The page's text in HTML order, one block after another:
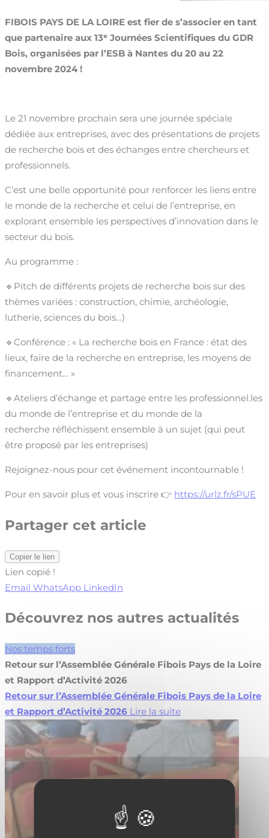
FIBOIS PAYS DE LA LOIRE est fier de s’associer en tant
que partenaire aux 13ᵉ Journées Scientifiques du GDR
Bois, organisées par l’ESB à Nantes du 20 au 22
novembre 2024 !
Le 21 novembre prochain sera une journée spéciale
dédiée aux entreprises, avec des présentations de projets
de recherche bois et des échanges entre chercheurs et
professionnels.
C’est une belle opportunité pour renforcer les liens entre
le monde de la recherche et celui de l’entreprise, en
explorant ensemble les perspectives d’innovation dans le
secteur du bois.
Au programme :
🔹Pitch de différents projets de recherche bois sur des
thèmes variées : construction, chimie, archéologie,
lutherie, sciences du bois…)
🔹Conférence : « La recherche bois en France : état des
lieux, faire de la recherche en entreprise, les moyens de
financement… »
🔹Ateliers d’échange et partage entre les professionnel.les
du monde de l’entreprise et du monde de la
recherche réfléchissent ensemble à un sujet (qui peut
être proposé par les entreprises)
Rejoignez-nous pour cet événement incontournable !
Pour en savoir plus et vous inscrire 👉 https://urlz.fr/sPUE
Partager cet article
Copier le lien
Lien copié !
Email WhatsApp LinkedIn
Découvrez nos autres actualités
Nos temps forts
Retour sur l’Assemblée Générale Fibois Pays de la Loire
et Rapport d’Activité 2026
Retour sur l’Assemblée Générale Fibois Pays de la Loire
et Rapport d’Activité 2026 Lire la suite